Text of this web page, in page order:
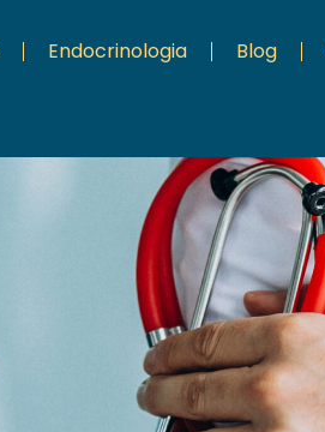
Endocrinologia Blog